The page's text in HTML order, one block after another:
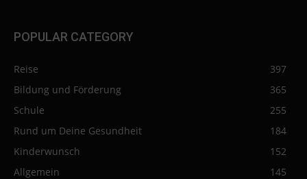
POPULAR CATEGORY
Reise
397
Bildung und Förderung
365
Schule
255
Rund um Deine Gesundheit
184
Kinderwunsch
152
Allgemein
145